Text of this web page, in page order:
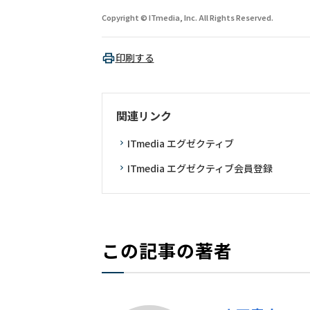
Copyright © ITmedia, Inc. All Rights Reserved.
印刷する
関連リンク
ITmedia エグゼクティブ
ITmedia エグゼクティブ会員登録
この記事の著者